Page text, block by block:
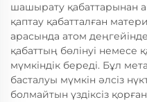
шашырату қабаттарынан
қаптау қабатталған
арасында атом
қабаттың бөлінуі немесе
мүмкіндік береді. Бұл
басталуы мүмкін әлсіз
болмайтын үздіксіз